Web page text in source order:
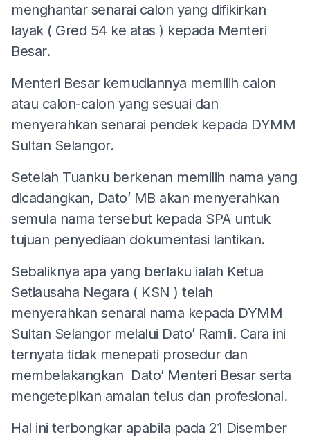
menghantar senarai calon yang difikirkan
layak ( Gred 54 ke atas ) kepada Menteri
Besar.
Menteri Besar kemudiannya memilih calon
atau calon-calon yang sesuai dan
menyerahkan senarai pendek kepada DYMM
Sultan Selangor.
Setelah Tuanku berkenan memilih nama yang
dicadangkan, Dato’ MB akan menyerahkan
semula nama tersebut kepada SPA untuk
tujuan penyediaan dokumentasi lantikan.
Sebaliknya apa yang berlaku ialah Ketua
Setiausaha Negara ( KSN ) telah
menyerahkan senarai nama kepada DYMM
Sultan Selangor melalui Dato’ Ramli. Cara ini
ternyata tidak menepati prosedur dan
membelakangkan Dato’ Menteri Besar serta
mengetepikan amalan telus dan profesional.
Hal ini terbongkar apabila pada 21 Disember